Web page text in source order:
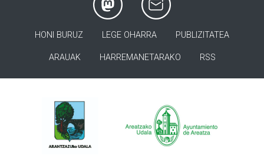
HONI BURUZ LEGE OHARRA PUBLIZITATEA
ARAUAK HARREMANETARAKO RSS